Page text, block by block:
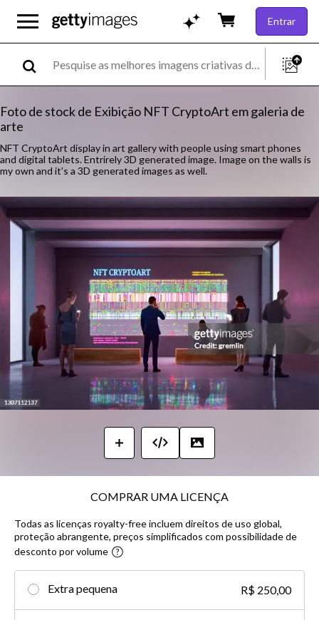
Entrar
Foto de stock de Exibição NFT CryptoArt em galeria de
arte
NFT CryptoArt display in art gallery with people using smart phones
and digital tablets. Entrirely 3D generated image. Image on the walls is
my own and it's a 3D generated images as well.
COMPRAR UMA LICENÇA
Todas as licenças royalty-free incluem direitos de uso global,
proteção abrangente, preços simplificados com possibilidade de
desconto por volume​
Extra pequena R$ 250,00